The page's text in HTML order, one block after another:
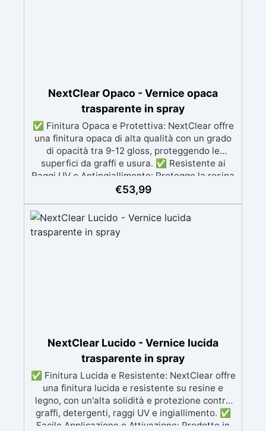
NextClear Opaco - Vernice opaca
trasparente in spray
✅ Finitura Opaca e Protettiva: NextClear offre
una finitura opaca di alta qualità con un grado
di opacità tra 9-12 gloss, proteggendo le
superfici da graffi e usura. ✅ Resistente ai
Raggi UV e Antingiallimento: Protegge la resina
e il legno dai danni dei raggi UV e previene
tempo. ✅ Facile Applicazione: Viene fornito in
formato spray e si applica facilmente con 2
mani leggere, a distanza di 2-3 ore l'una
brillantezza aggiuntiva, utilizzando grana 2000-
3000 e EpoxyPolish.
€53,99
NextClear Lucido - Vernice lucida
trasparente in spray
✅ Finitura Lucida e Resistente: NextClear offre
una finitura lucida e resistente su resine e
legno, con un'alta solidità e protezione contro
graffi, detergenti, raggi UV e ingiallimento. ✅
Facile Applicazione e Attivazione: Prodotto in